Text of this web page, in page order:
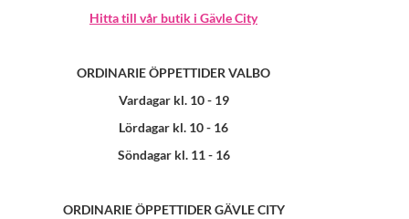
Hitta till vår butik i Gävle City
ORDINARIE ÖPPETTIDER VALBO
Vardagar kl. 10 - 19
Lördagar kl. 10 - 16
Söndagar kl. 11 - 16
ORDINARIE ÖPPETTIDER GÄVLE CITY